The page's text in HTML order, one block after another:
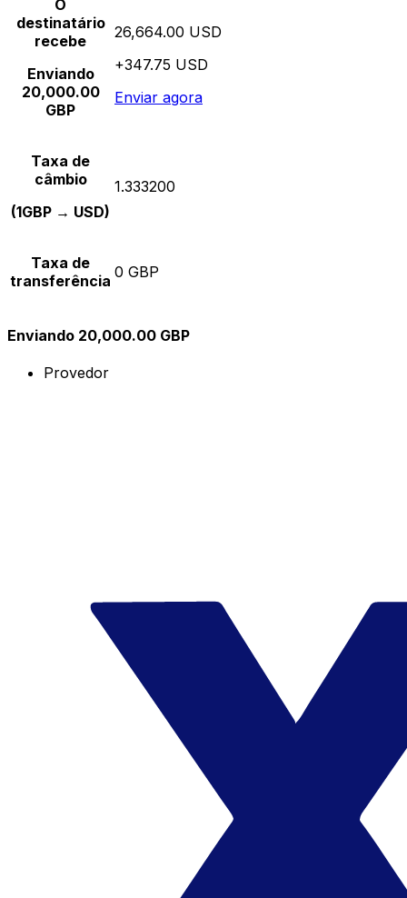
O
destinatário
recebe
Enviando
20,000.00
GBP
26,664.00 USD
+347.75 USD
Enviar agora
Taxa de
câmbio
(1GBP → USD)
1.333200
Taxa de
transferência 0 GBP
Enviando 20,000.00 GBP
Provedor